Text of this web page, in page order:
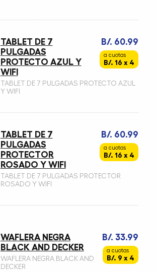
B/. 60.99
a cuotas
B/. 16 x 4
TABLET DE 7
PULGADAS
PROTECTO AZUL Y
WIFI
TABLET DE 7 PULGADAS PROTECTO AZUL
Y WIFI
B/. 60.99
a cuotas
B/. 16 x 4
TABLET DE 7
PULGADAS
PROTECTOR
ROSADO Y WIFI
TABLET DE 7 PULGADAS PROTECTOR
ROSADO Y WIFI
B/. 33.99
a cuotas
B/. 9 x 4
WAFLERA NEGRA
BLACK AND DECKER
WAFLERA NEGRA BLACK AND
DECKER